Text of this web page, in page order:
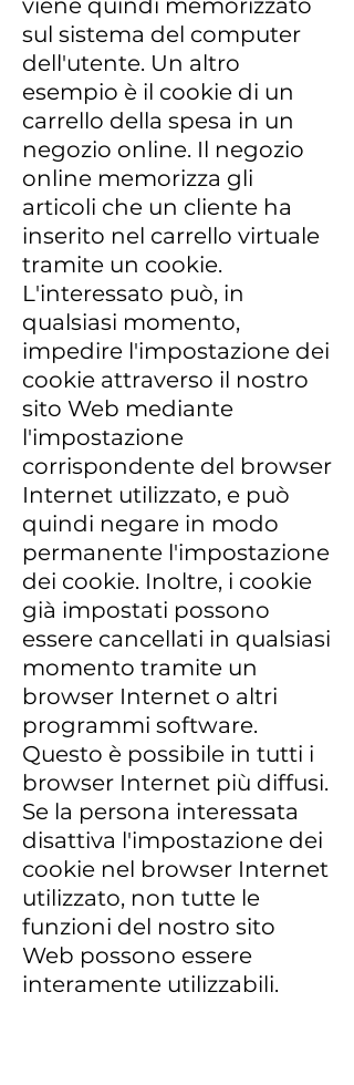
viene quindi memorizzato
sul sistema del computer
dell'utente. Un altro
esempio è il cookie di un
carrello della spesa in un
negozio online. Il negozio
online memorizza gli
articoli che un cliente ha
inserito nel carrello virtuale
tramite un cookie.
L'interessato può, in
qualsiasi momento,
impedire l'impostazione dei
cookie attraverso il nostro
sito Web mediante
l'impostazione
corrispondente del browser
Internet utilizzato, e può
quindi negare in modo
permanente l'impostazione
dei cookie. Inoltre, i cookie
già impostati possono
essere cancellati in qualsiasi
momento tramite un
browser Internet o altri
programmi software.
Questo è possibile in tutti i
browser Internet più diffusi.
Se la persona interessata
disattiva l'impostazione dei
cookie nel browser Internet
utilizzato, non tutte le
funzioni del nostro sito
Web possono essere
interamente utilizzabili.